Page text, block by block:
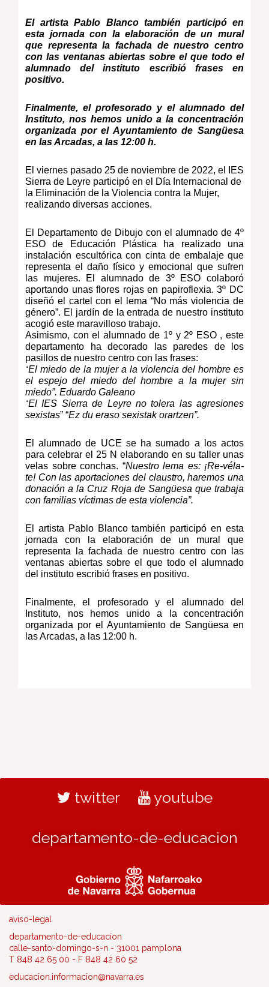
El artista Pablo Blanco también participó en
esta jornada con la elaboración de un mural
que representa la fachada de nuestro centro
con las ventanas abiertas sobre el que todo el
alumnado del instituto escribió frases en
positivo.
Finalmente, el profesorado y el alumnado del
Instituto, nos hemos unido a la concentración
organizada por el Ayuntamiento de Sangüesa
en las Arcadas, a las 12:00 h.
El viernes pasado 25 de noviembre de 2022, el IES
Sierra de Leyre participó en el Día Internacional de
la Eliminación de la Violencia contra la Mujer,
realizando diversas acciones.
El Departamento de Dibujo con el alumnado de 4º
ESO de Educación Plástica ha realizado una
instalación escultórica con cinta de embalaje que
representa el daño físico y emocional que sufren
las mujeres. El alumnado de 3º ESO colaboró
aportando unas flores rojas en papiroflexia. 3º DC
diseñó el cartel con el lema “No más violencia de
género”. El jardín de la entrada de nuestro instituto
acogió este maravilloso trabajo.
Asimismo, con el alumnado de 1º y 2º ESO , este
departamento ha decorado las paredes de los
pasillos de nuestro centro con las frases:
“El miedo de la mujer a la violencia del hombre es
el espejo del miedo del hombre a la mujer sin
miedo”. Eduardo Galeano
“El IES Sierra de Leyre no tolera las agresiones
sexistas” “Ez du eraso sexistak orartzen”.
E
alumnado de UCE se ha sumado a los actos
para celebrar el 25 N elaborando en su taller unas
velas sobre conchas. “Nuestro lema es: ¡Re-véla-
te! Con las aportaciones del claustro, haremos una
donación a la Cruz Roja de Sangüesa que trabaja
con familias víctimas de esta violencia”.
El artista Pablo Blanco también participó en esta
jornada con la elaboración de un mural que
representa la fachada de nuestro centro con las
ventanas abiertas sobre el que todo el alumnado
del instituto escribió frases en positivo.
Finalmente, el profesorado y el alumnado del
Instituto, nos hemos unido a la concentración
organizada por el Ayuntamiento de Sangüesa en
las Arcadas, a las 12:00 h.
twitter youtube
departamento-de-educacion
aviso-legal
departamento-de-educacion
calle-santo-domingo-s-n - 31001 pamplona
T 848 42 65 00 - F 848 42 60 52
educacion.informacion@navarra.es